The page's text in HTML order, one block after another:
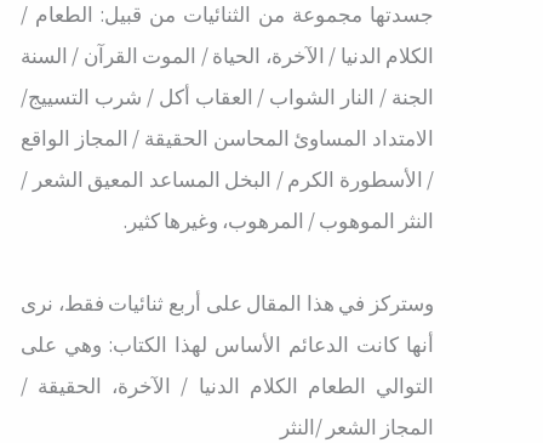
جسدتها مجموعة من الثنائيات من قبيل: الطعام /
الكلام الدنيا / الآخرة، الحياة / الموت القرآن / السنة
الجنة / النار الشواب / العقاب أكل / شرب التسييج/
الامتداد المساوئ المحاسن الحقيقة / المجاز الواقع
/ الأسطورة الكرم / البخل المساعد المعيق الشعر /
النثر الموهوب / المرهوب، وغيرها كثير.
وستركز في هذا المقال على أربع ثنائيات فقط، نرى
أنها كانت الدعائم الأساس لهذا الكتاب: وهي على
التوالي الطعام الكلام الدنيا / الآخرة، الحقيقة /
المجاز الشعر /النثر